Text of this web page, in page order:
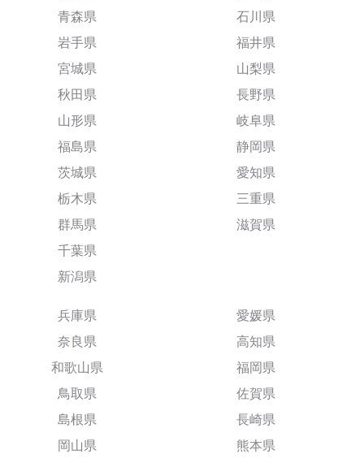
青森県
岩手県
宮城県
秋田県
山形県
福島県
茨城県
栃木県
群馬県
千葉県
新潟県
石川県
福井県
山梨県
長野県
岐阜県
静岡県
愛知県
三重県
滋賀県
兵庫県
奈良県
和歌山県
鳥取県
島根県
岡山県
愛媛県
高知県
福岡県
佐賀県
長崎県
熊本県